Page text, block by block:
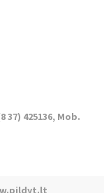
37) 425136, Mob.